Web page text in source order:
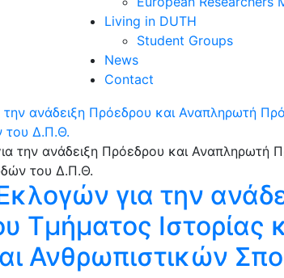
Living in DUTH
Student Groups
News
Contact
ανάδειξη Πρόεδρου και Αναπληρωτή
του Δ.Π.Θ.
για την
Τμήματος Ιστορίας
Ανθρωπιστικών